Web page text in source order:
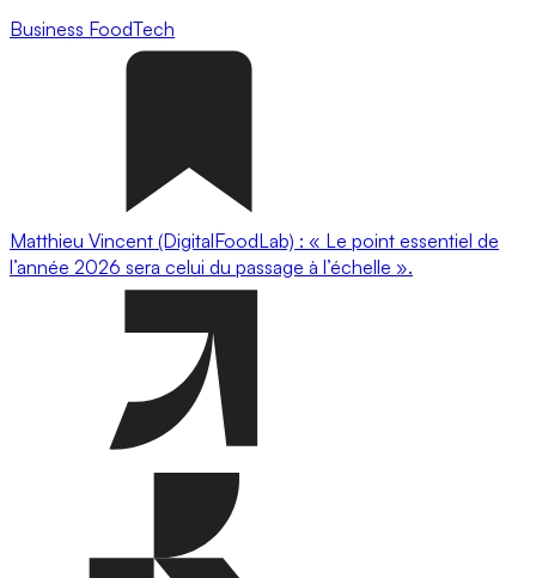
Business FoodTech
Matthieu Vincent (DigitalFoodLab) : « Le point essentiel de
l’année 2026 sera celui du passage à l’échelle ».